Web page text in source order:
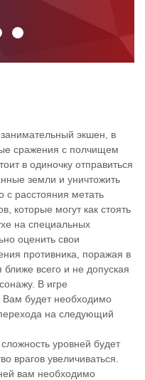
экшен, в
сражения с полчищем
в одиночку отправиться
земли и уничтожить
с расстояния метать
которые могут как стоять
на специальных
оценить свои
противника, поражая в
ближе всего и не допуская
В игре
Вам будет необходимо
на следующий
уровней будет
врагов увеличиваться.
вам необходимо